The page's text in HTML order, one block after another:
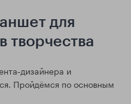
для
творчества
и
Пройдёмся по основным